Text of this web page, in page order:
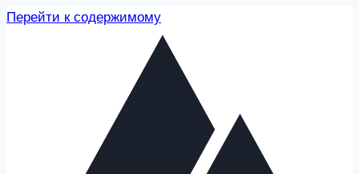
Перейти к содержимому